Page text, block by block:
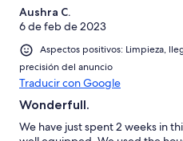
Aushra C.
6 de feb de 2023
Aspectos positivos: Limpieza,
precisión del anuncio
Traducir con Google
Wonderfull.
We have just spent 2 weeks in